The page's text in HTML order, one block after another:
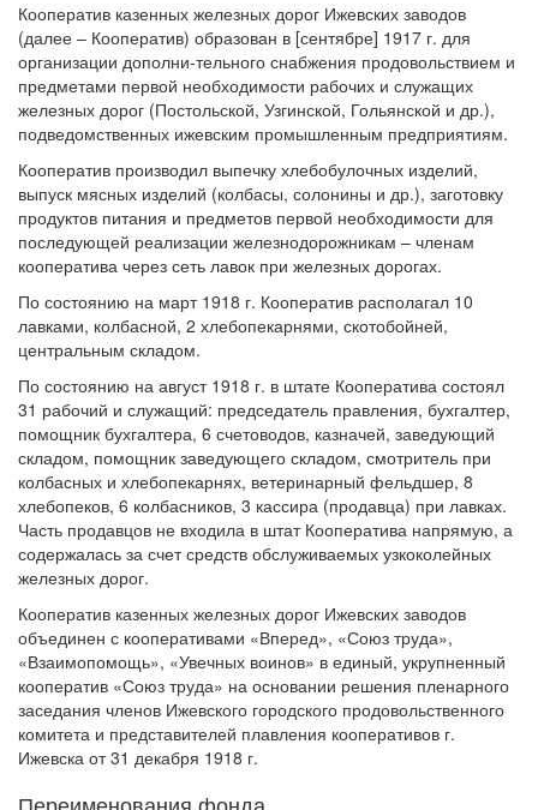
Кооператив казенных железных дорог Ижевских заводов
(далее – Кооператив) образован в [сентябре] 1917 г. для
организации дополни-тельного снабжения продовольствием и
предметами первой необходимости рабочих и служащих
железных дорог (Постольской, Узгинской, Гольянской и др.),
подведомственных ижевским промышленным предприятиям.
Кооператив производил выпечку хлебобулочных изделий,
выпуск мясных изделий (колбасы, солонины и др.), заготовку
продуктов питания и предметов первой необходимости для
последующей реализации железнодорожникам – членам
кооператива через сеть лавок при железных дорогах.
По состоянию на март 1918 г. Кооператив располагал 10
лавками, колбасной, 2 хлебопекарнями, скотобойней,
центральным складом.
По состоянию на август 1918 г. в штате Кооператива состоял
31 рабочий и служащий: председатель правления, бухгалтер,
помощник бухгалтера, 6 счетоводов, казначей, заведующий
складом, помощник заведующего складом, смотритель при
колбасных и хлебопекарнях, ветеринарный фельдшер, 8
хлебопеков, 6 колбасников, 3 кассира (продавца) при лавках.
Часть продавцов не входила в штат Кооператива напрямую, а
содержалась за счет средств обслуживаемых узкоколейных
железных дорог.
Кооператив казенных железных дорог Ижевских заводов
объединен с кооперативами «Вперед», «Союз труда»,
«Взаимопомощь», «Увечных воинов» в единый, укрупненный
кооператив «Союз труда» на основании решения пленарного
заседания членов Ижевского городского продовольственного
комитета и представителей плавления кооперативов г.
Ижевска от 31 декабря 1918 г.